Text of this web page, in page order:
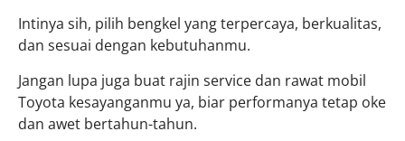
Intinya sih, pilih bengkel yang terpercaya, berkualitas,
dan sesuai dengan kebutuhanmu.
Jangan lupa juga buat rajin service dan rawat mobil
Toyota kesayanganmu ya, biar performanya tetap oke
dan awet bertahun-tahun.